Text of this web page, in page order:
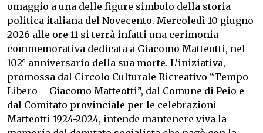
omaggio a una delle figure simbolo della storia
politica italiana del Novecento. Mercoledì 10 giugno
2026 alle ore 11 si terrà infatti una cerimonia
commemorativa dedicata a Giacomo Matteotti, nel
102° anniversario della sua morte. L’iniziativa,
promossa dal Circolo Culturale Ricreativo “Tempo
Libero – Giacomo Matteotti”, dal Comune di Peio e
dal Comitato provinciale per le celebrazioni
Matteotti 1924-2024, intende mantenere viva la